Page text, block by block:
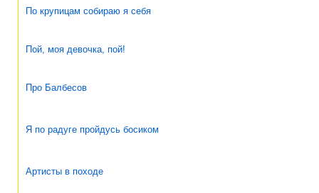
По крупицам собираю я себя
Пой, моя девочка, пой!
Про Балбесов
Я по радуге пройдусь босиком
Артисты в походе